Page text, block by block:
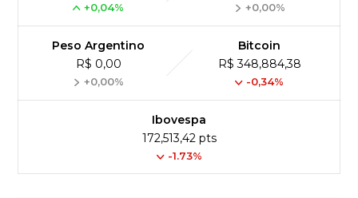
+0,04% +0,00%
Peso Argentino
R$ 0,00
+0,00%
Bitcoin
R$ 348,884,38
-0,34%
Ibovespa
172,513,42 pts
-1.73%